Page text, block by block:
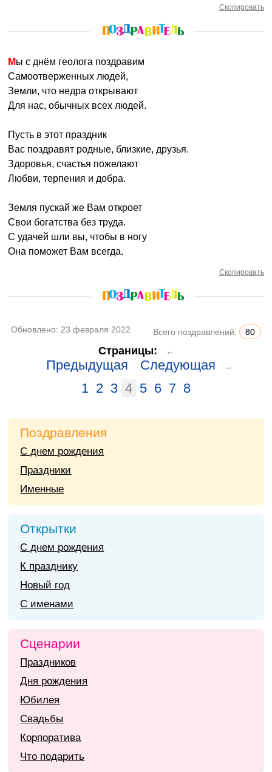
Скопировать
Мы с днём геолога поздравим
Самоотверженных людей,
Земли, что недра открывают
Для нас, обычных всех людей.
Пусть в этот праздник
Вас поздравят родные, близкие, друзья.
Здоровья, счастья пожелают
Любви, терпения и добра.
Земля пускай же Вам откроет
Свои богатства без труда.
С удачей шли вы, чтобы в ногу
Она поможет Вам всегда.
Скопировать
Обновлено: 23 февраля 2022 Всего поздравлений: 80
Страницы: ←
Предыдущая Следующая →
1 2 3 4 5 6 7 8
Поздравления
С днем рождения
Праздники
Именные
Открытки
С днем рождения
К празднику
Новый год
С именами
Сценарии
Праздников
Дня рождения
Юбилея
Свадьбы
Корпоратива
Что подарить